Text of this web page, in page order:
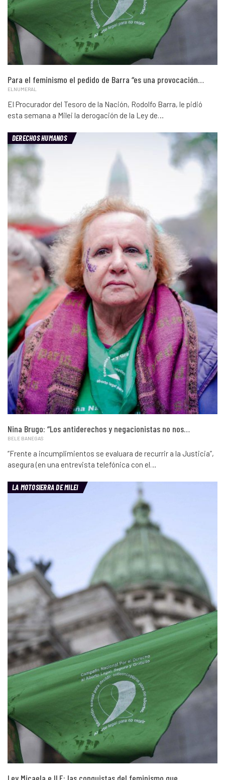
Para el feminismo el pedido de Barra “es una provocación…
ELNUMERAL
El Procurador del Tesoro de la Nación, Rodolfo Barra, le pidió
esta semana a Milei la derogación de la Ley de…
DERECHOS HUMANOS
Nina Brugo: “Los antiderechos y negacionistas no nos…
BELE BANEGAS
“Frente a incumplimientos se evaluara de recurrir a la Justicia”,
asegura (en una entrevista telefónica con el…
LA MOTOSIERRA DE MILEI